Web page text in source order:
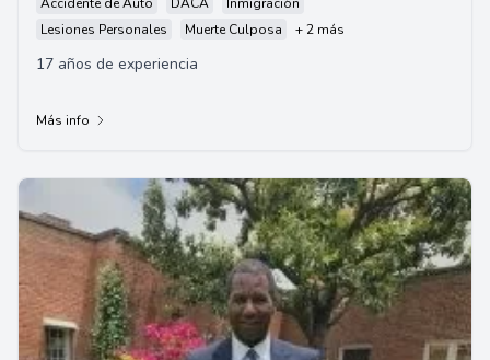
Lesiones Personales
Muerte Culposa + 2 más
17 años de experiencia
Más info